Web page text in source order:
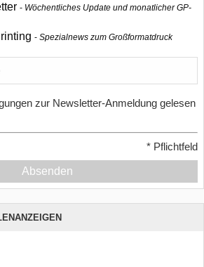
Wöchentliches Update und monatlicher GP-
Spezialnews zum Großformatdruck
zur Newsletter-Anmeldung gelesen
* Pflichtfeld
Absenden